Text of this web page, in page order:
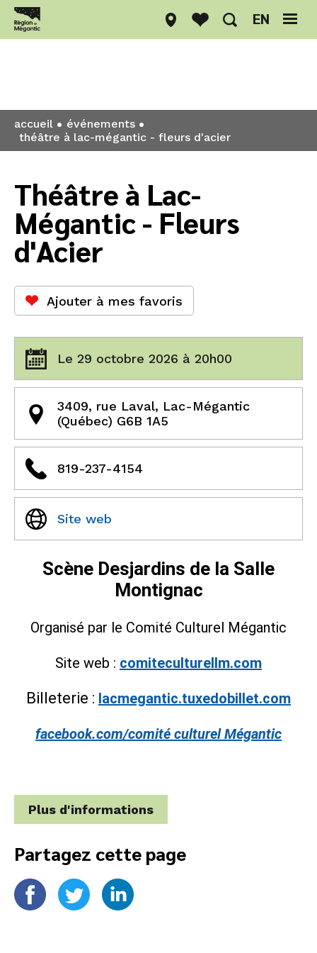
EN
accueil
événements
théâtre à lac-mégantic - fleurs d'acier
Théâtre à Lac-
Mégantic - Fleurs
d'Acier
Ajouter à mes favoris
Le 29 octobre 2026 à 20h00
3409, rue Laval, Lac-Mégantic
(Québec) G6B 1A5
819-237-4154
Site web
Scène Desjardins de la Salle
Montignac
Organisé par le Comité Culturel Mégantic
Site web : comiteculturellm.com
Billeterie : lacmegantic.tuxedobillet.com
facebook.com/comité culturel Mégantic
Plus d'informations
Partagez cette page